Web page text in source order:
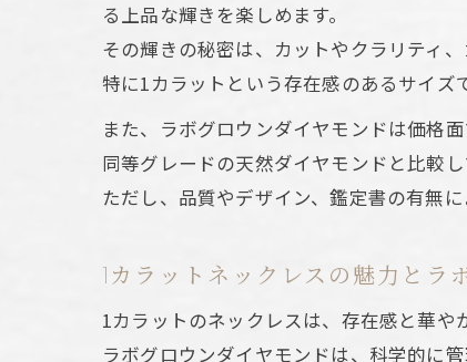
る上品な輝きを楽しめます。
その輝きの秘密は、カットやクラリティ
特に1カラットという存在感のあるサイズ
また、ラボグロウンダイヤモンドは価格面
同等グレードの天然ダイヤモンドと比較
ただし、品質やデザイン、鑑定書の有無
1カラットネックレスの魅力とラ
1カラットのネックレスは、存在感と華や
ラボグロウンダイヤモンドは、科学的に